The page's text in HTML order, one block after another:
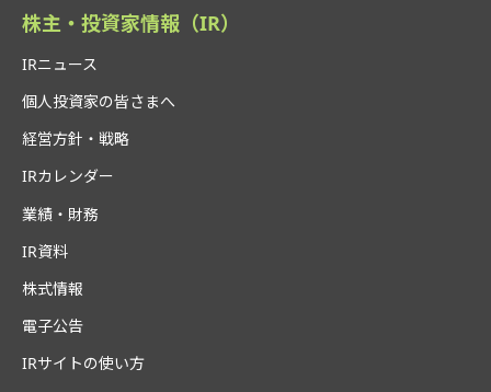
株主・投資家情報（IR）
IRニュース
個人投資家の皆さまへ
経営方針・戦略
IRカレンダー
業績・財務
IR資料
株式情報
電子公告
IRサイトの使い方